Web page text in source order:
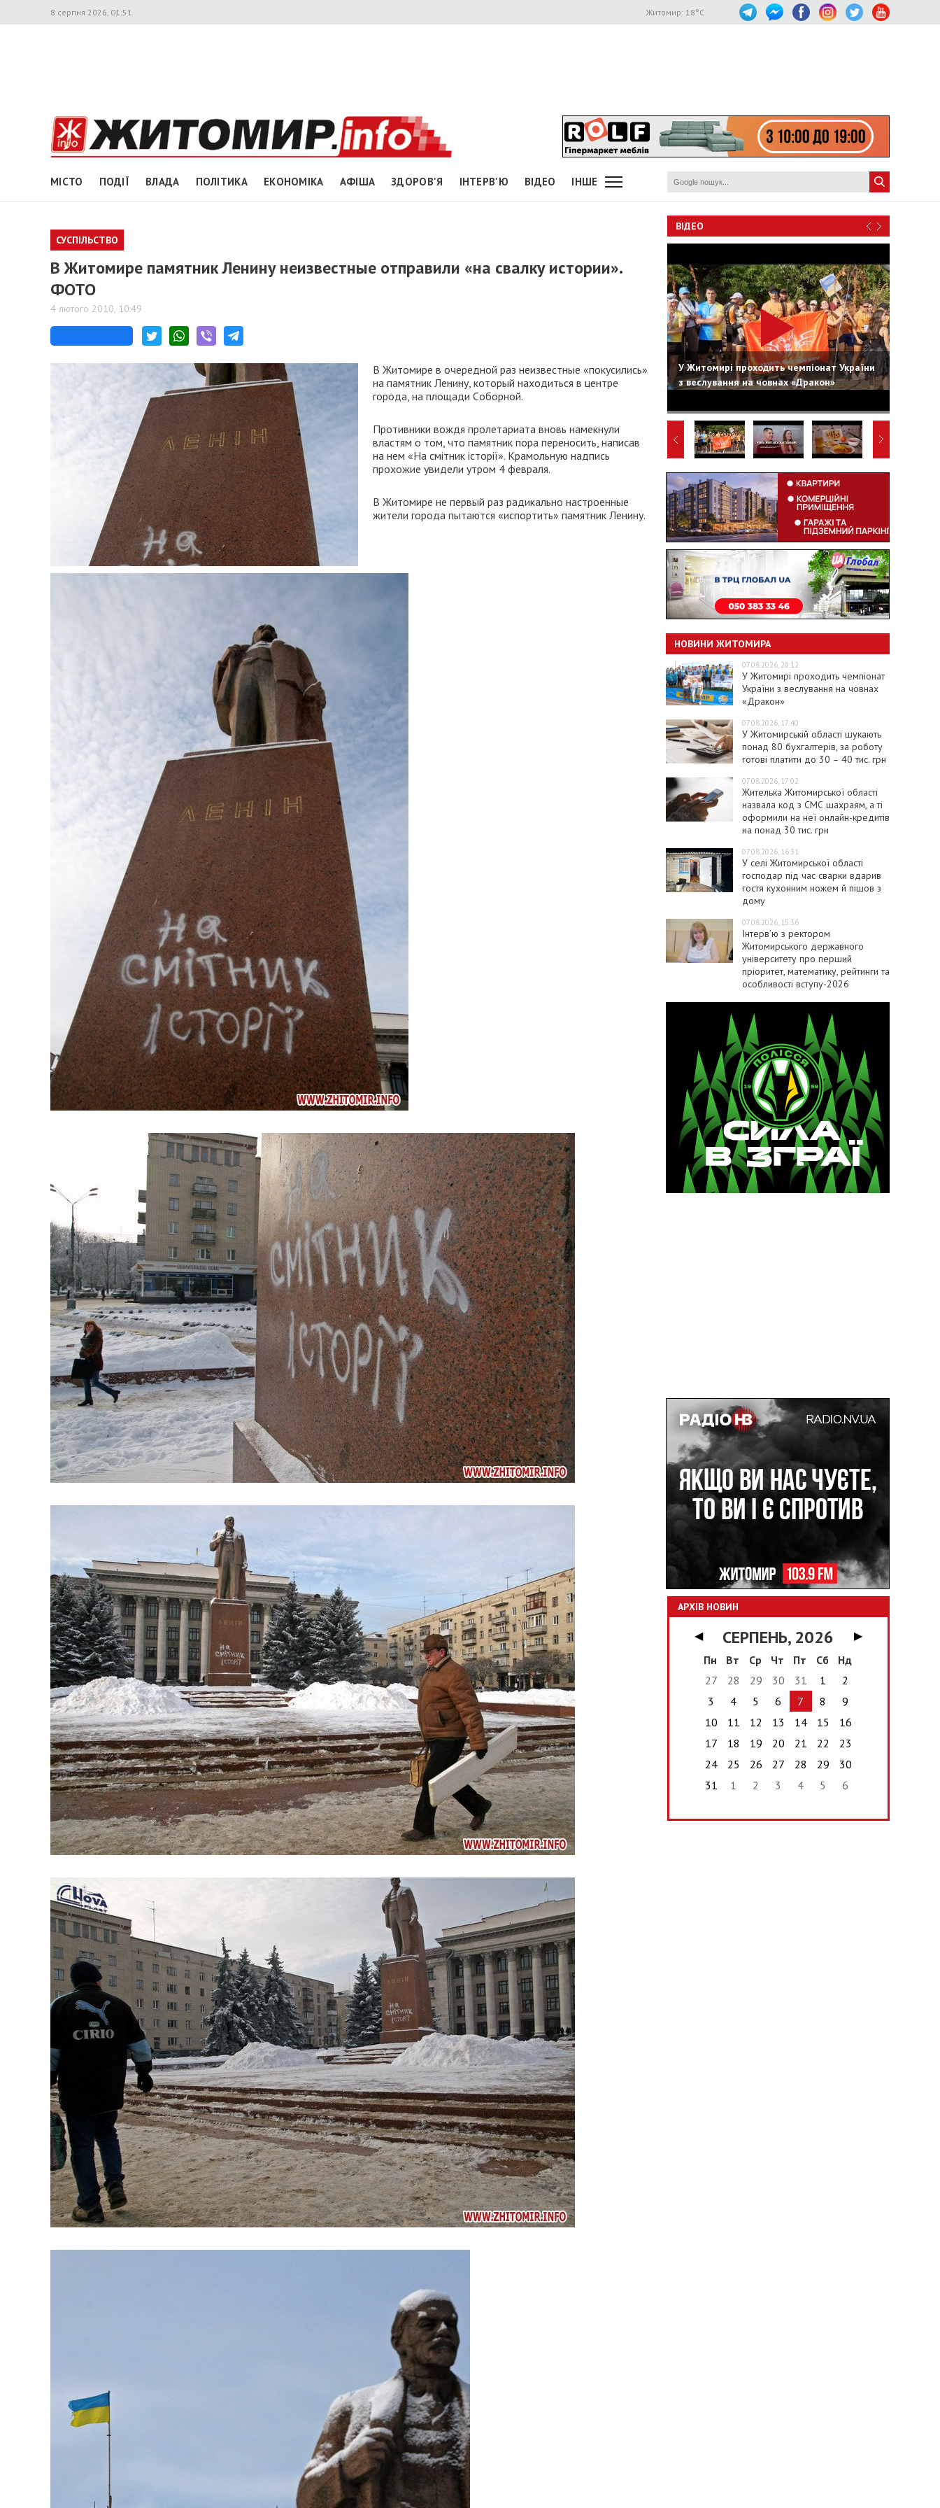
8 серпня 2026, 01:51 Житомир: 18°C
МІСТО ПОДІЇ ВЛАДА ПОЛІТИКА ЕКОНОМІКА АФІША ЗДОРОВ'Я ІНТЕРВ'Ю ВІДЕО ІНШЕ
СУСПІЛЬСТВО
В Житомире памятник Ленину неизвестные отправили «на свалку истории».
ФОТО
4 лютого 2010, 10:49
В Житомире в очередной раз неизвестные «покусились»
на памятник Ленину, который находиться в центре
города, на площади Cоборной.
Противники вождя пролетариата вновь намекнули
властям о том, что памятник пора переносить, написав
на нем «На смітник історії». Крамольную надпись
прохожие увидели утром 4 февраля.
В Житомире не первый раз радикально настроенные
жители города пытаются «испортить» памятник Ленину.
ВІДЕО
У Житомирі проходить чемпіонат України
з веслування на човнах «Дракон»
НОВИНИ ЖИТОМИРА
07.08.2026, 20:12
У Житомирі проходить чемпіонат
України з веслування на човнах
«Дракон»
07.08.2026, 17:40
У Житомирській області шукають
понад 80 бухгалтерів, за роботу
готові платити до 30 – 40 тис. грн
07.08.2026, 17:02
Жителька Житомирської області
назвала код з СМС шахраям, а ті
оформили на неї онлайн-кредитів
на понад 30 тис. грн
07.08.2026, 16:31
У селі Житомирської області
господар під час сварки вдарив
гостя кухонним ножем й пішов з
дому
07.08.2026, 15:36
Інтерв’ю з ректором
Житомирського державного
університету про перший
пріоритет, математику, рейтинги та
особливості вступу-2026
АРХІВ НОВИН
◀ СЕРПЕНЬ, 2026
▶
Пн
Вт Ср Чт Пт Сб
Нд
27
28 29 30 31 1
2
3
4 5 6 7 8
9
10
11 12 13 14 15
16
17
18 19 20 21 22
23
24
25 26 27 28 29
30
31
1 2 3 4 5 6